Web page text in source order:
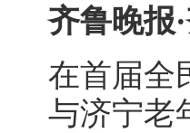
齐鲁晚报
在首届全
与济宁老